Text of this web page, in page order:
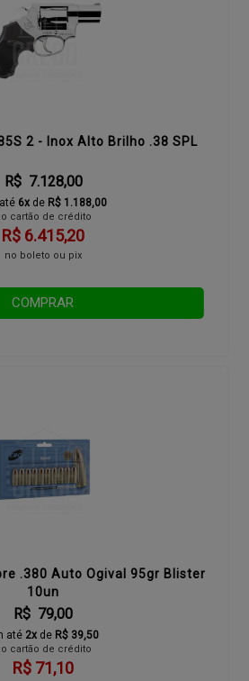
2 - Inox Alto Brilho .38 SPL
R$ 7.128,00
6xde R$ 1.188,00
cartão de crédito
R$ 6.415,20
no boleto ou pix
COMPRAR
.380 Auto Ogival 95gr Blister
10un
R$ 79,00
até 2x de R$ 39,50
cartão de crédito
R$ 71,10